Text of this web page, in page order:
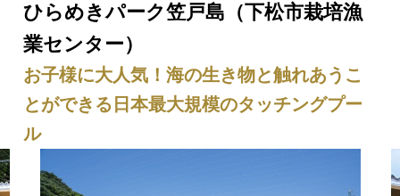
ひらめきパーク笠戸島（下松市栽培漁
業センター）
お子様に大人気！海の生き物と触れあうこ
とができる日本最大規模のタッチングプー
ル